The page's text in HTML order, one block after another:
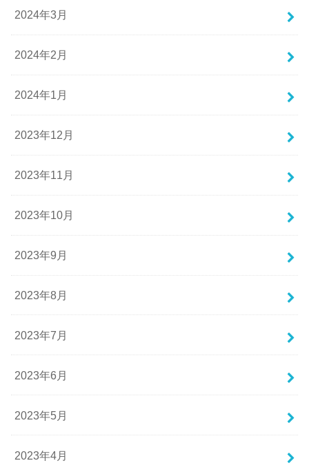
2024年3月
2024年2月
2024年1月
2023年12月
2023年11月
2023年10月
2023年9月
2023年8月
2023年7月
2023年6月
2023年5月
2023年4月